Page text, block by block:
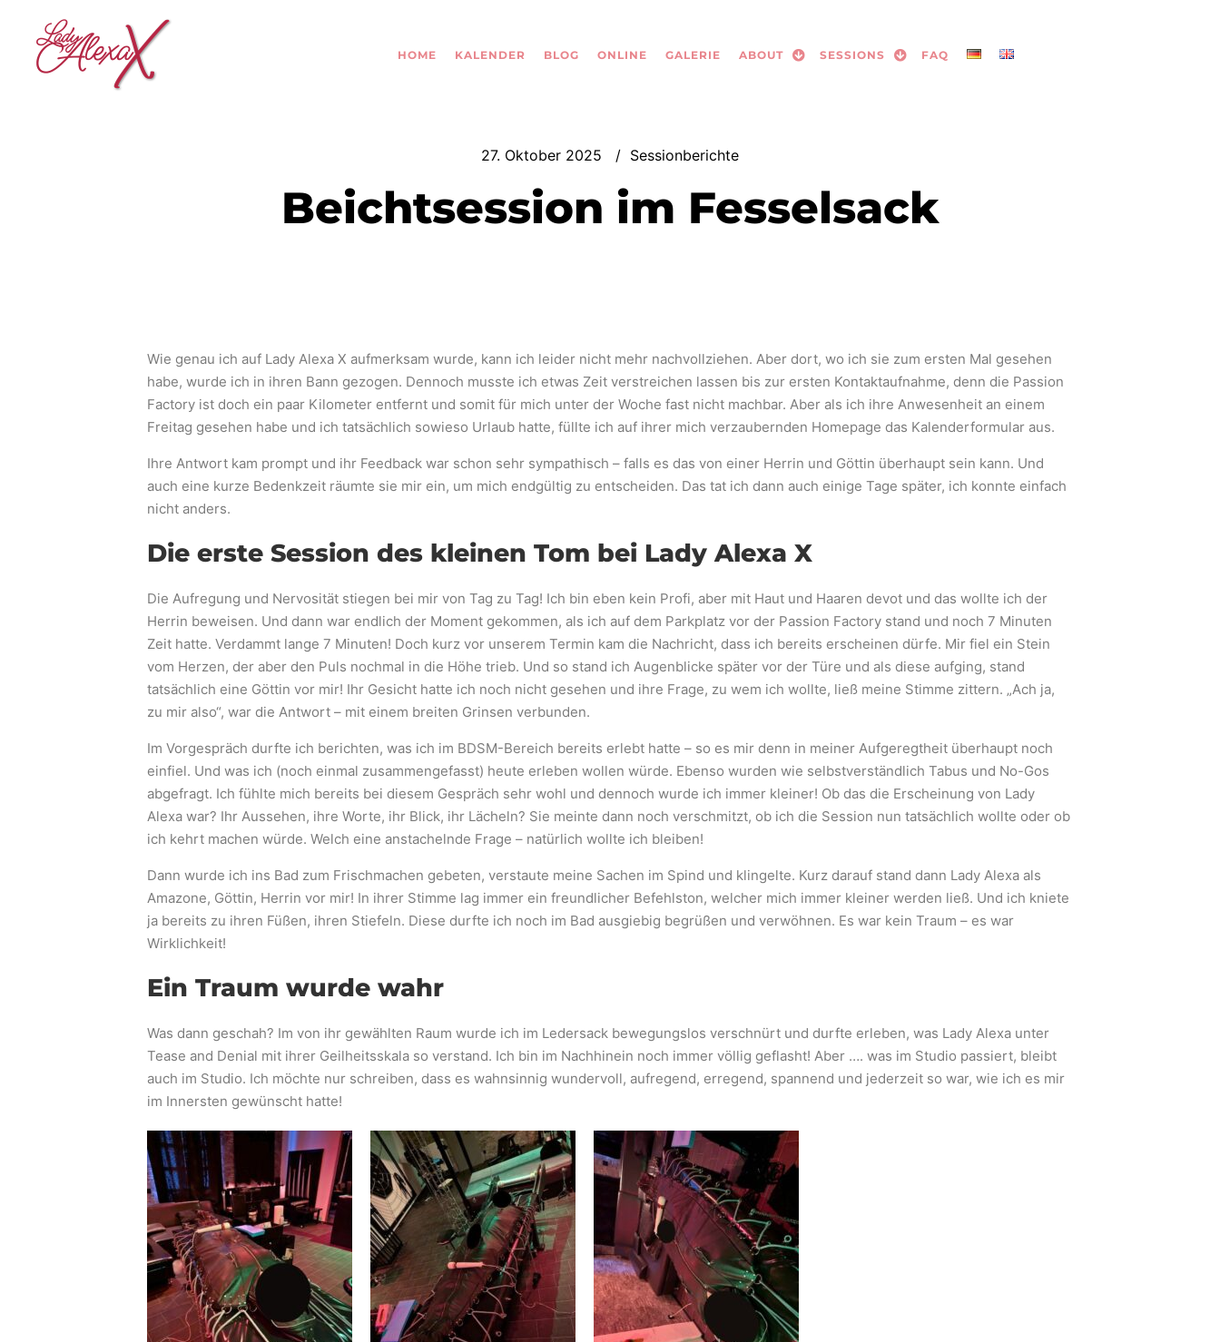
HOME KALENDER BLOG ONLINE GALERIE ABOUT SESSIONS FAQ
27. Oktober 2025 Sessionberichte
Beichtsession im Fesselsack
Wie genau ich auf Lady Alexa X aufmerksam wurde, kann ich leider nicht mehr nachvollziehen. Aber dort, wo ich sie zum ersten Mal gesehen
habe, wurde ich in ihren Bann gezogen. Dennoch musste ich etwas Zeit verstreichen lassen bis zur ersten Kontaktaufnahme, denn die Passion
Factory ist doch ein paar Kilometer entfernt und somit für mich unter der Woche fast nicht machbar. Aber als ich ihre Anwesenheit an einem
Freitag gesehen habe und ich tatsächlich sowieso Urlaub hatte, füllte ich auf ihrer mich verzaubernden Homepage das Kalenderformular aus.
Ihre Antwort kam prompt und ihr Feedback war schon sehr sympathisch – falls es das von einer Herrin und Göttin überhaupt sein kann. Und
auch eine kurze Bedenkzeit räumte sie mir ein, um mich endgültig zu entscheiden. Das tat ich dann auch einige Tage später, ich konnte einfach
nicht anders.
Die erste Session des kleinen Tom bei Lady Alexa X
Die Aufregung und Nervosität stiegen bei mir von Tag zu Tag! Ich bin eben kein Profi, aber mit Haut und Haaren devot und das wollte ich der
Herrin beweisen. Und dann war endlich der Moment gekommen, als ich auf dem Parkplatz vor der Passion Factory stand und noch 7 Minuten
Zeit hatte. Verdammt lange 7 Minuten! Doch kurz vor unserem Termin kam die Nachricht, dass ich bereits erscheinen dürfe. Mir fiel ein Stein
vom Herzen, der aber den Puls nochmal in die Höhe trieb. Und so stand ich Augenblicke später vor der Türe und als diese aufging, stand
tatsächlich eine Göttin vor mir! Ihr Gesicht hatte ich noch nicht gesehen und ihre Frage, zu wem ich wollte, ließ meine Stimme zittern. „Ach ja,
zu mir also“, war die Antwort – mit einem breiten Grinsen verbunden.
Im Vorgespräch durfte ich berichten, was ich im BDSM-Bereich bereits erlebt hatte – so es mir denn in meiner Aufgeregtheit überhaupt noch
einfiel. Und was ich (noch einmal zusammengefasst) heute erleben wollen würde. Ebenso wurden wie selbstverständlich Tabus und No-Gos
abgefragt. Ich fühlte mich bereits bei diesem Gespräch sehr wohl und dennoch wurde ich immer kleiner! Ob das die Erscheinung von Lady
Alexa war? Ihr Aussehen, ihre Worte, ihr Blick, ihr Lächeln? Sie meinte dann noch verschmitzt, ob ich die Session nun tatsächlich wollte oder ob
ich kehrt machen würde. Welch eine anstachelnde Frage – natürlich wollte ich bleiben!
Dann wurde ich ins Bad zum Frischmachen gebeten, verstaute meine Sachen im Spind und klingelte. Kurz darauf stand dann Lady Alexa als
Amazone, Göttin, Herrin vor mir! In ihrer Stimme lag immer ein freundlicher Befehlston, welcher mich immer kleiner werden ließ. Und ich kniete
ja bereits zu ihren Füßen, ihren Stiefeln. Diese durfte ich noch im Bad ausgiebig begrüßen und verwöhnen. Es war kein Traum – es war
Wirklichkeit!
Ein Traum wurde wahr
Was dann geschah? Im von ihr gewählten Raum wurde ich im Ledersack bewegungslos verschnürt und durfte erleben, was Lady Alexa unter
Tease and Denial mit ihrer Geilheitsskala so verstand. Ich bin im Nachhinein noch immer völlig geflasht! Aber …. was im Studio passiert, bleibt
auch im Studio. Ich möchte nur schreiben, dass es wahnsinnig wundervoll, aufregend, erregend, spannend und jederzeit so war, wie ich es mir
im Innersten gewünscht hatte!